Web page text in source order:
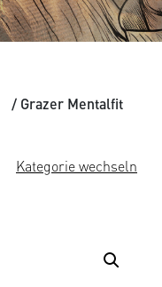
/ Grazer Mentalfit
Kategorie wechseln